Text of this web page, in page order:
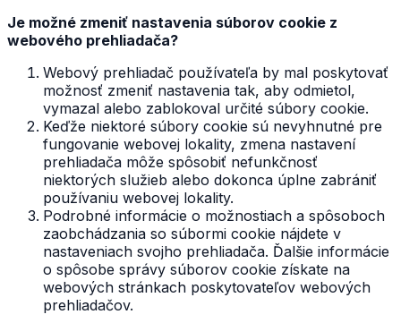
Je možné zmeniť nastavenia súborov cookie z
webového prehliadača?
Webový prehliadač používateľa by mal poskytovať
možnosť zmeniť nastavenia tak, aby odmietol,
vymazal alebo zablokoval určité súbory cookie.
Keďže niektoré súbory cookie sú nevyhnutné pre
fungovanie webovej lokality, zmena nastavení
prehliadača môže spôsobiť nefunkčnosť
niektorých služieb alebo dokonca úplne zabrániť
používaniu webovej lokality.
Podrobné informácie o možnostiach a spôsoboch
zaobchádzania so súbormi cookie nájdete v
nastaveniach svojho prehliadača. Ďalšie informácie
o spôsobe správy súborov cookie získate na
webových stránkach poskytovateľov webových
prehliadačov.